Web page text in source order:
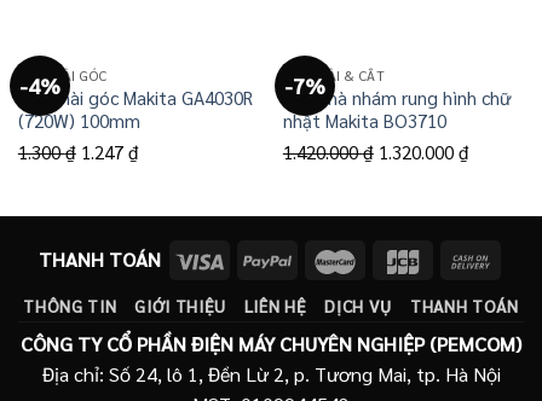
-4%
MÁY MÀI GÓC
Máy mài góc Makita GA4030R
(720W) 100mm
1.300₫ Giá
1.247 ₫Giá
1.247 ₫.
-7%
MÁY MÀI & CẮT
Máy chà nhám rung hình chữ
nhật Makita BO3710
1.420.000₫ Giá
1.320.000 ₫Giá
THANH TOÁN
THÔNG TIN GIỚI THIỆU LIÊN HỆ DỊCH VỤ THANH TOÁN
CÔNG TY CỔ PHẦN ĐIỆN MÁY CHUYÊN NGHIỆP (PEMCOM)
Địa chỉ: Số 24, lô 1, Đền Lừ 2, p. Tương Mai, tp. Hà Nội